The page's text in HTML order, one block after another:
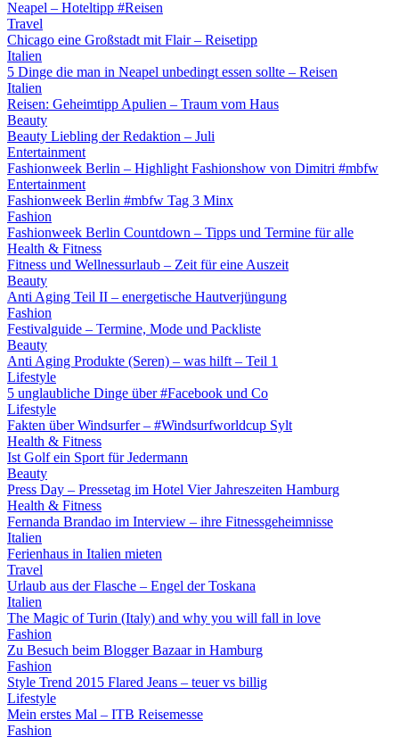
Neapel – Hoteltipp #Reisen
Travel
Chicago eine Großstadt mit Flair – Reisetipp
Italien
5 Dinge die man in Neapel unbedingt essen sollte – Reisen
Italien
Reisen: Geheimtipp Apulien – Traum vom Haus
Beauty
Beauty Liebling der Redaktion – Juli
Entertainment
Fashionweek Berlin – Highlight Fashionshow von Dimitri #mbfw
Entertainment
Fashionweek Berlin #mbfw Tag 3 Minx
Fashion
Fashionweek Berlin Countdown – Tipps und Termine für alle
Health & Fitness
Fitness und Wellnessurlaub – Zeit für eine Auszeit
Beauty
Anti Aging Teil II – energetische Hautverjüngung
Fashion
Festivalguide – Termine, Mode und Packliste
Beauty
Anti Aging Produkte (Seren) – was hilft – Teil 1
Lifestyle
5 unglaubliche Dinge über #Facebook und Co
Lifestyle
Fakten über Windsurfer – #Windsurfworldcup Sylt
Health & Fitness
Ist Golf ein Sport für Jedermann
Beauty
Press Day – Pressetag im Hotel Vier Jahreszeiten Hamburg
Health & Fitness
Fernanda Brandao im Interview – ihre Fitnessgeheimnisse
Italien
Ferienhaus in Italien mieten
Travel
Urlaub aus der Flasche – Engel der Toskana
Italien
The Magic of Turin (Italy) and why you will fall in love
Fashion
Zu Besuch beim Blogger Bazaar in Hamburg
Fashion
Style Trend 2015 Flared Jeans – teuer vs billig
Lifestyle
Mein erstes Mal – ITB Reisemesse
Fashion